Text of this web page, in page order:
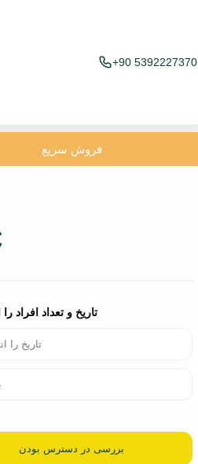
+90 5392227370
فروش سریع
تاریخ و تعداد افراد
تاریخ را
بررسی در دسترس بودن